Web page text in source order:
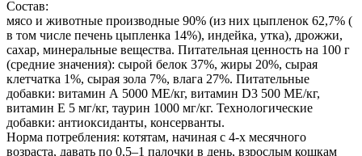
Состав:
мясо и животные производные 90% (из них цыпленок 62,7% (
в том числе печень цыпленка 14%), индейка, утка), дрожжи,
сахар, минеральные вещества. Питательная ценность на 100 г
(средние значения): сырой белок 37%, жиры 20%, сырая
клетчатка 1%, сырая зола 7%, влага 27%. Питательные
добавки: витамин А 5000 ME/кг, витамин D3 500 ME/кг,
витамин Е 5 мг/кг, таурин 1000 мг/кг. Технологические
добавки: антиоксиданты, консерванты.
Норма потребления: котятам, начиная с 4-х месячного
возраста, давать по 0,5–1 палочки в день, взрослым кошкам